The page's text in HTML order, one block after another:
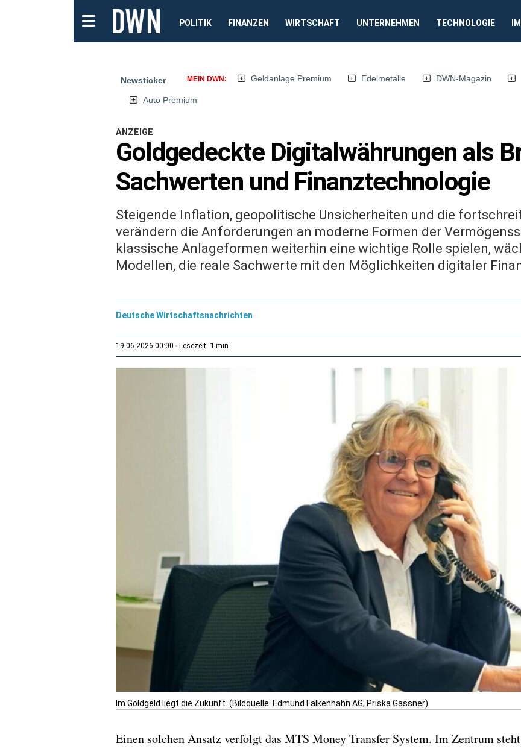
POLITIK FINANZEN WIRTSCHAFT UNTERNEHMEN TECHNOLOGIE
Newsticker MEIN DWN: Geldanlage Premium Edelmetalle DWN-Magazin
Auto Premium
ANZEIGE
Goldgedeckte Digitalwährungen als
Sachwerten und Finanztechnologie
Steigende Inflation, geopolitische Unsicherheiten und die
verändern die Anforderungen an moderne Formen der
klassische Anlageformen weiterhin eine wichtige Rolle spielen,
Modellen, die reale Sachwerte mit den Möglichkeiten digitaler
Deutsche Wirtschaftsnachrichten
19.06.2026 00:00 Lesezeit: 1 min
Im Goldgeld liegt die Zukunft. (Bildquelle: Edmund Falkenhahn AG; Priska Gassner)
Einen solchen Ansatz verfolgt das MTS Money Transfer System. Im Zentrum